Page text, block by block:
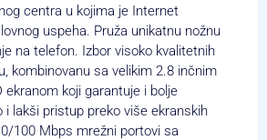
centra u kojima je Internet
uspeha. Pruža unikatnu nožnu
na telefon. Izbor visoko kvalitetnih
kombinovanu sa velikim 2.8 inčnim
ekranom koji garantuje i bolje
i lakši pristup preko više ekranskih
100 Mbps mrežni portovi sa